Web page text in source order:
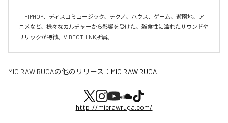
HIPHOP、ディスコミュージック、テクノ、ハウス、ゲーム、遊園地、ア
ニメなど、様々なカルチャーから影響を受けた、雑食性に溢れたサウンドや
リリックが特徴。VIDEOTHINK所属。
MIC RAW RUGAの他のリリース： MIC RAW RUGA
http://micrawruga.com/